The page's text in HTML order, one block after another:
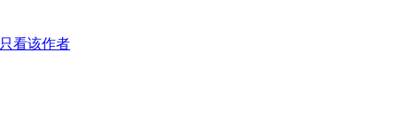
只看该作者